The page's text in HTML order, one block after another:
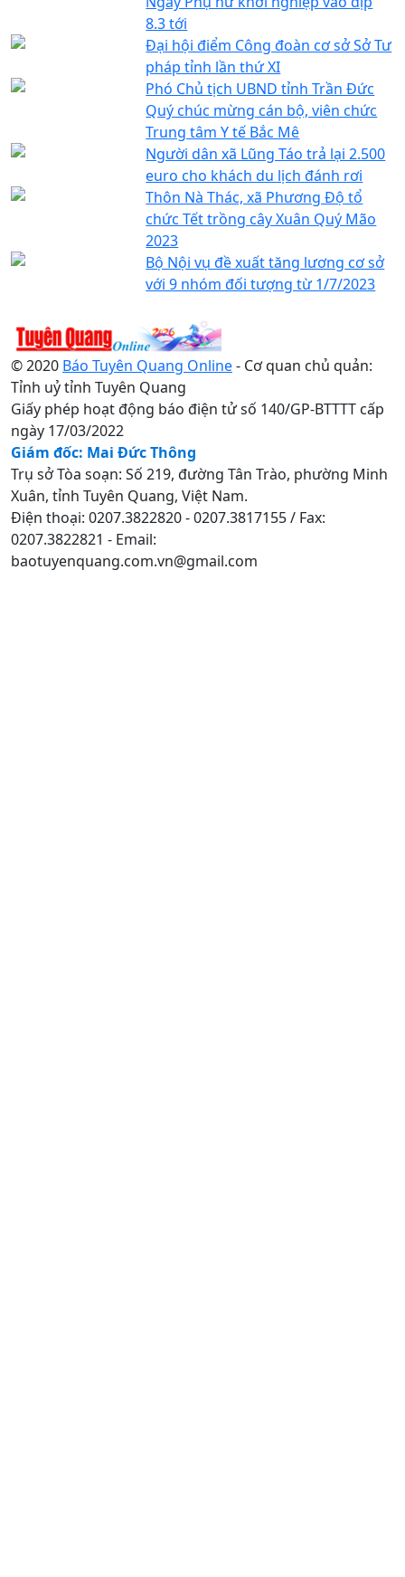
8.3 tới
Đại hội điểm Công đoàn cơ sở Sở Tư
pháp tỉnh lần thứ XI
Phó Chủ tịch UBND tỉnh Trần Đức
Quý chúc mừng cán bộ, viên chức
Trung tâm Y tế Bắc Mê
Người dân xã Lũng Táo trả lại 2.500
euro cho khách du lịch đánh rơi
Thôn Nà Thác, xã Phương Độ tổ
chức Tết trồng cây Xuân Quý Mão
2023
Bộ Nội vụ đề xuất tăng lương cơ sở
với 9 nhóm đối tượng từ 1/7/2023
© 2020 Báo Tuyên Quang Online- Cơ quan chủ quản:
Tỉnh uỷ tỉnh Tuyên Quang
Giấy phép hoạt động báo điện tử số 140/GP-BTTTT cấp
ngày 17/03/2022
Giám đốc: Mai Đức Thông
Trụ sở Tòa soạn: Số 219, đường Tân Trào, phường Minh
Xuân, tỉnh Tuyên Quang, Việt Nam.
Điện thoại: 0207.3822820 - 0207.3817155 / Fax:
0207.3822821 - Email:
baotuyenquang.com.vn@gmail.com